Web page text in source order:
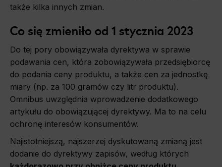
także kilka innych zmian.
Co się zmieniło od 1 stycznia 2023
Do tej pory obowiązywała dyrektywa w sprawie
podawania cen, która zobowiązywała przedsiębiorcę
do podania ceny produktu, a także cen za jednostkę
miary (np. za 100 gramów czy litr produktu).
Omnibus uwzględnia wprowadzenie dodatkowego
artykułu do obowiązującej dyrektywy. Ma to na celu
ochronę interesów konsumentów.
Najistotniejszą, najszerzej dyskutowaną zmianą jest
dodanie do dyrektywy zapisów, według których